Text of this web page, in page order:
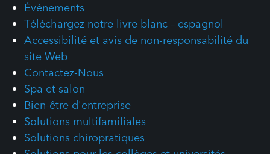
Événements
Téléchargez notre livre blanc – espagnol
Accessibilité et avis de non-responsabilité du
site Web
Contactez-Nous
Spa et salon
Bien-être d'entreprise
Solutions multifamiliales
Solutions chiropratiques